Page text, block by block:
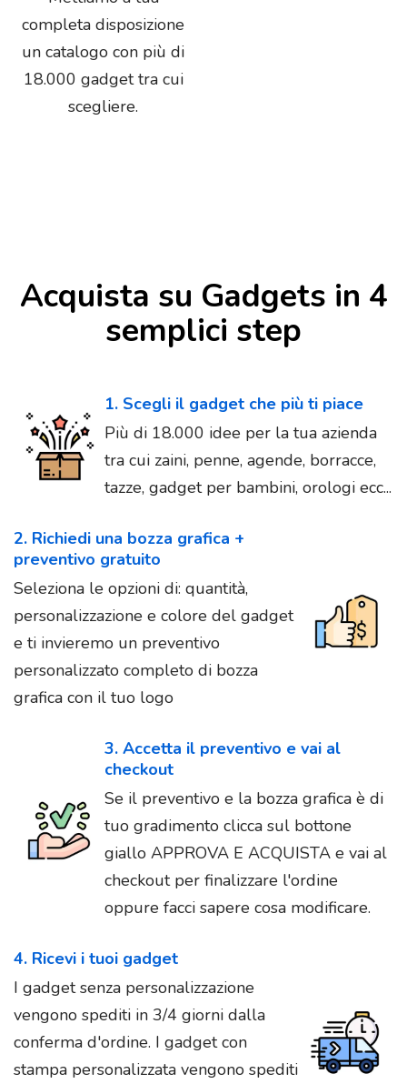
completa disposizione
un catalogo con più di
18.000 gadget tra cui
scegliere.
Acquista su Gadgets in 4
semplici step
1. Scegli il gadget che più ti piace
Più di 18.000 idee per la tua azienda
tra cui zaini, penne, agende, borracce,
tazze, gadget per bambini, orologi ecc...
2. Richiedi una bozza grafica +
preventivo gratuito
Seleziona le opzioni di: quantità,
personalizzazione e colore del gadget
e ti invieremo un preventivo
personalizzato completo di bozza
grafica con il tuo logo
3. Accetta il preventivo e vai al
checkout
Se il preventivo e la bozza grafica è di
tuo gradimento clicca sul bottone
giallo APPROVA E ACQUISTA e vai al
checkout per finalizzare l'ordine
oppure facci sapere cosa modificare.
4. Ricevi i tuoi gadget
I gadget senza personalizzazione
vengono spediti in 3/4 giorni dalla
conferma d'ordine. I gadget con
stampa personalizzata vengono spediti